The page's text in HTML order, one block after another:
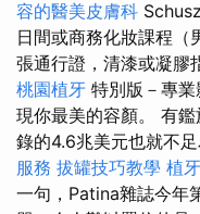
容的醫美皮膚科
日間或商務化妝課程（
張通行證，清漆或凝膠
桃園植牙 特別版－專
現你最美的容顏。 有
錄的4.6兆美元也就不足
服務 拔罐技巧教學 植
一句，Patina雜誌今年